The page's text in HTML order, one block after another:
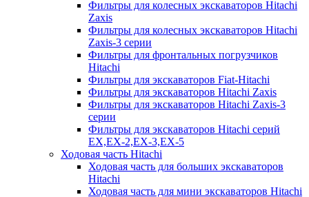
Фильтры для колесных экскаваторов Hitachi
Zaxis
Фильтры для колесных экскаваторов Hitachi
Zaxis-3 серии
Фильтры для фронтальных погрузчиков
Hitachi
Фильтры для экскаваторов Fiat-Hitachi
Фильтры для экскаваторов Hitachi Zaxis
Фильтры для экскаваторов Hitachi Zaxis-3
серии
Фильтры для экскаваторов Hitachi серий
EX,EX-2,EX-3,EX-5
Ходовая часть Hitachi
Ходовая часть для больших экскаваторов
Hitachi
Ходовая часть для мини экскаваторов Hitachi